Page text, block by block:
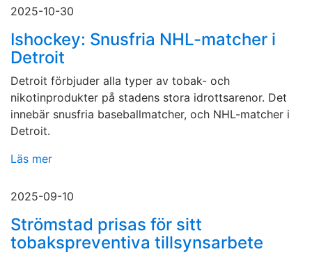
2025-10-30
Ishockey: Snusfria NHL-matcher i
Detroit
Detroit förbjuder alla typer av tobak- och
nikotinprodukter på stadens stora idrottsarenor. Det
innebär snusfria baseballmatcher, och NHL-matcher i
Detroit.
Läs mer
2025-09-10
Strömstad prisas för sitt
tobakspreventiva tillsynsarbete